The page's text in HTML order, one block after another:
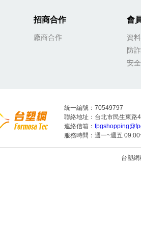
招商合作
廠商合作
會
資
防
安
統一編號：70549797
聯絡地址：台北市民生東路
連絡信箱：
服務時間：週一~週五
台塑